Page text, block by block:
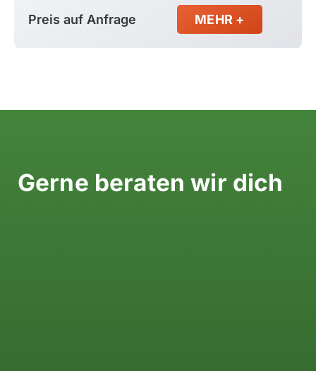
Preis auf Anfrage MEHR +
Gerne beraten wir dich